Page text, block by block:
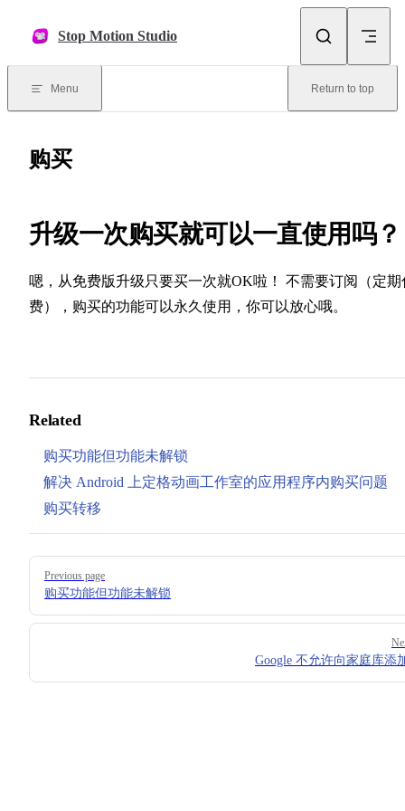
Stop Motion Studio
Menu Return to top
购买
升级一次购买就可以一直使用吗？
嗯，从免费版升级只要买一次就OK啦！ 不需要订阅（定期
费），购买的功能可以永久使用，你可以放心哦。
Related
购买功能但功能未解锁
解决 Android 上定格动画工作室的应用程序内购买问题
购买转移
Pager
Previous page
购买功能但功能未解锁
Google 不允许向家庭库添